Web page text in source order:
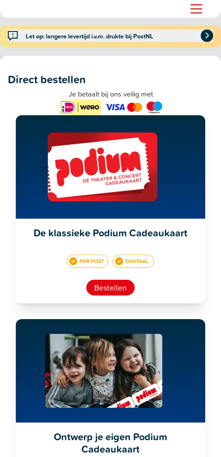
Let op: langere levertijd i.v.m. drukte bij PostNL
Direct bestellen
Je betaalt bij ons veilig met
De klassieke Podium Cadeaukaart
Bestellen
Ontwerp je eigen Podium
Cadeaukaart